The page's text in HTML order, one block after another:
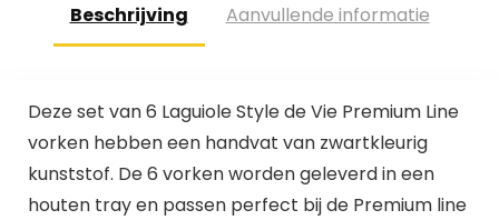
Beschrijving Aanvullende informatie
Deze set van 6 Laguiole Style de Vie Premium Line
vorken hebben een handvat van zwartkleurig
kunststof. De 6 vorken worden geleverd in een
houten tray en passen perfect bij de Premium line